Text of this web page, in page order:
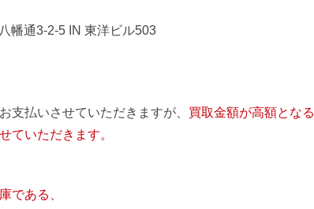
幡通3-2-5 IN 東洋ビル503
支払いさせていただきますが、 買取金額が高額となる
ていただきます。
である、